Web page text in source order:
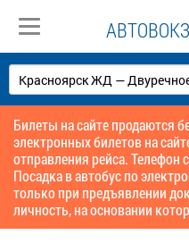
Билеты на сайте продаются
электронных билетов на
отправления рейса.
Посадка в автобус по
только при предъявлении
личность, на основании